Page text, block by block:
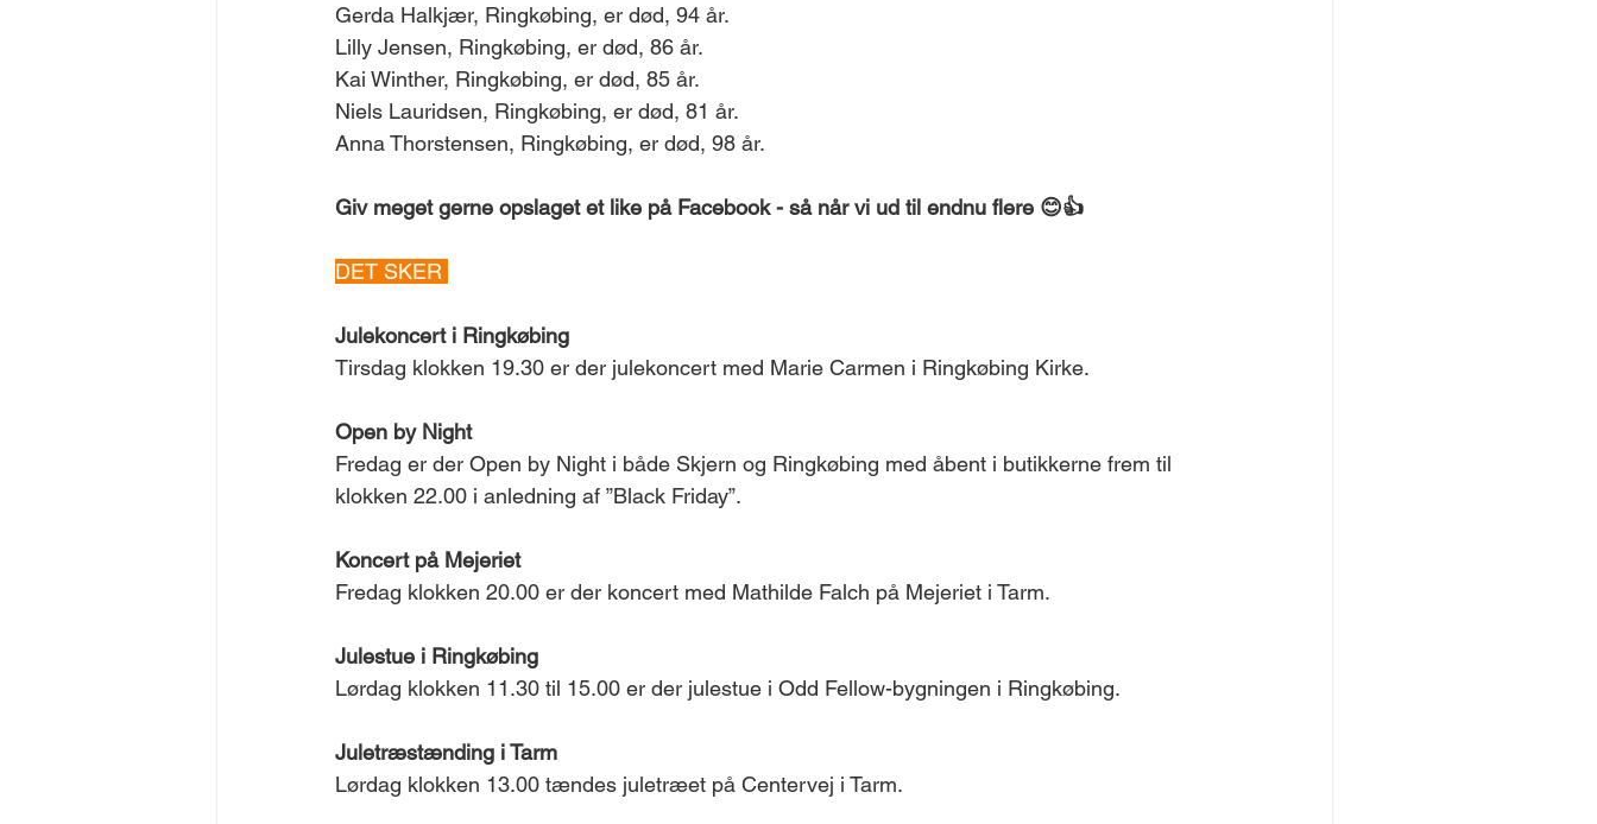
Gerda Halkjær, Ringkøbing, er død, 94 år.
Lilly Jensen, Ringkøbing, er død, 86 år.
Kai Winther, Ringkøbing, er død, 85 år.
Niels Lauridsen, Ringkøbing, er død, 81 år.
Anna Thorstensen, Ringkøbing, er død, 98 år.
Giv meget gerne opslaget et like på Facebook - så når vi ud til endnu flere 😊👍
DET SKER
Julekoncert i Ringkøbing
Tirsdag klokken 19.30 er der julekoncert med Marie Carmen i Ringkøbing Kirke.
Open by Night
Fredag er der Open by Night i både Skjern og Ringkøbing med åbent i butikkerne frem til
klokken 22.00 i anledning af ”Black Friday”.
Koncert på Mejeriet
Fredag klokken 20.00 er der koncert med Mathilde Falch på Mejeriet i Tarm.
Julestue i Ringkøbing
Lørdag klokken 11.30 til 15.00 er der julestue i Odd Fellow-bygningen i Ringkøbing.
Juletræstænding i Tarm
Lørdag klokken 13.00 tændes juletræet på Centervej i Tarm.